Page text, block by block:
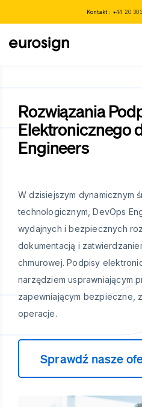
Kontakt : +44 20
Rozwiązania
Elektronicznego
Engineers
W dzisiejszym dynamicznym
technologicznym, DevOps
wydajnych i bezpiecznych
dokumentacją i
chmurowej. Podpisy
narzędziem usprawniającym
zapewniającym bezpieczne,
operacje.
Sprawdź nasze